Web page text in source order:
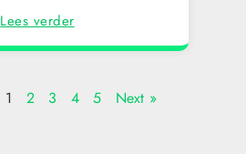
Lees verder
1 2 3 4 5 Next »